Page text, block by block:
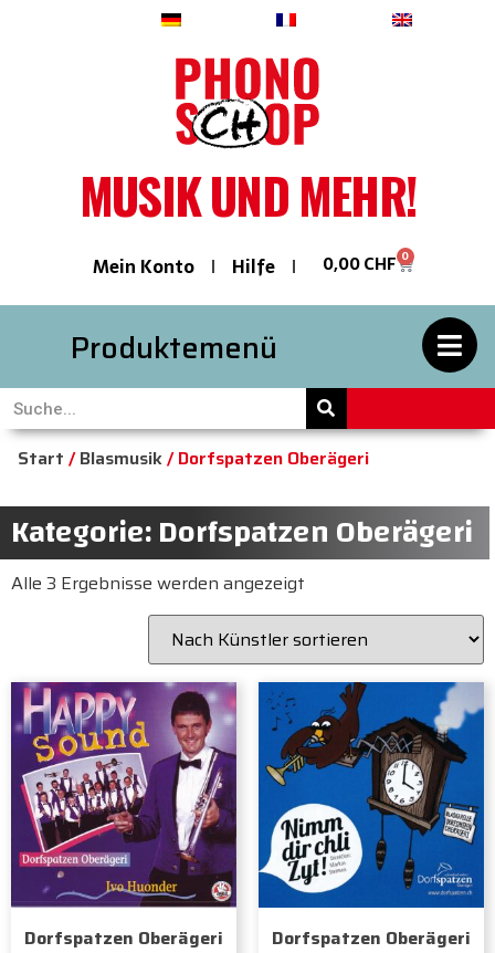
MUSIK UND MEHR!
Mein Konto Hilfe 0,00CHF 0
Produktemenü
Start /Blasmusik/ Dorfspatzen Oberägeri
Kategorie: Dorfspatzen Oberägeri
Alle 3 Ergebnisse werden angezeigt
Dorfspatzen Oberägeri Dorfspatzen Oberägeri